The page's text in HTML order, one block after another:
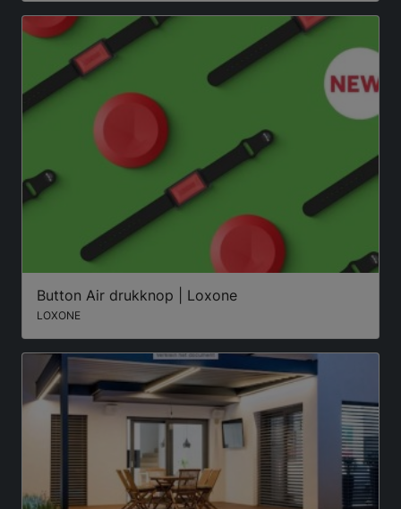
Button Air drukknop | Loxone
LOXONE